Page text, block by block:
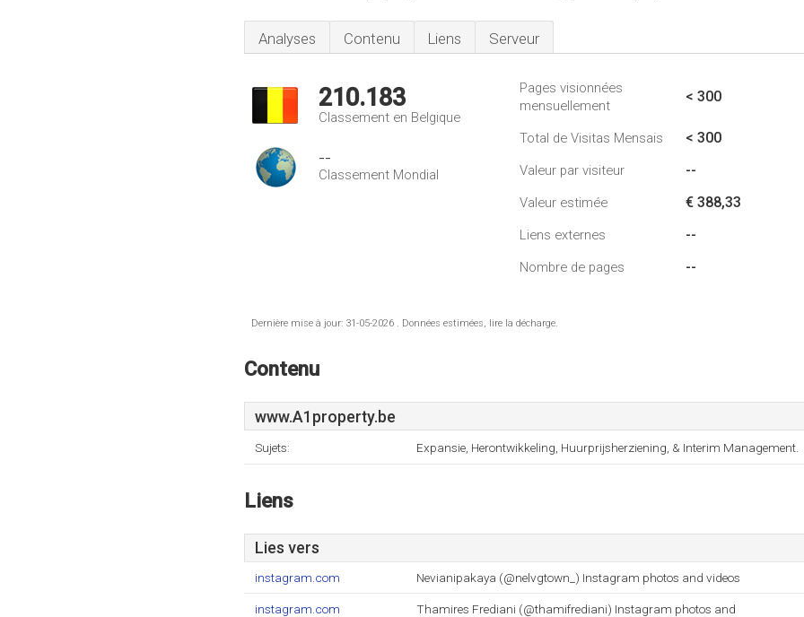
Analyses Contenu Liens Serveur
210.183
Classement en Belgique
--
Classement Mondial
Pages visionnées
mensuellement
< 300
Total de Visitas Mensais < 300
Valeur par visiteur --
Valeur estimée € 388,33
Liens externes --
Nombre de pages --
Dernière mise à jour: 31-05-2026 . Données estimées, lire la décharge.
Contenu
www.A1property.be
Sujets: Expansie, Herontwikkeling, Huurprijsherziening, & Interim Management.
Liens
Lies vers
instagram.com Nevianipakaya (@nelvgtown_) Instagram photos and videos
instagram.com Thamires Frediani (@thamifrediani) Instagram photos and